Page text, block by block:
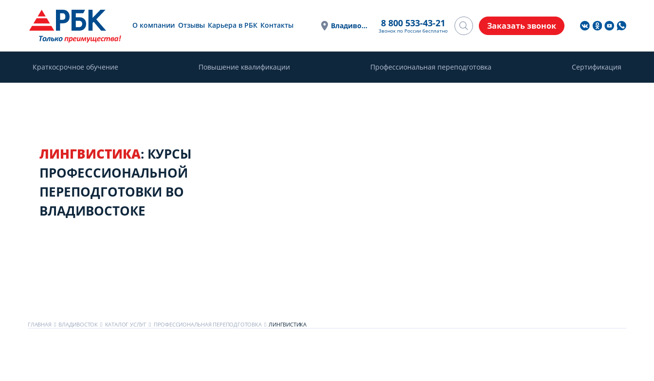
ЛИНГВИСТИКА: КУРСЫ
ПРОФЕССИОНАЛЬНОЙ
ПЕРЕПОДГОТОВКИ ВО
ВЛАДИВОСТОКЕ
ГЛАВНАЯ ВЛАДИВОСТОК КАТАЛОГ УСЛУГ ПРОФЕССИОНАЛЬНАЯ ПЕРЕПОДГОТОВКА ЛИНГВИСТИКА
О компании Отзывы Карьера в РБК Контакты Владивосток 8 800 533-43-21
Звонок по России бесплатно Заказать звонок
Краткосрочное обучение Повышение квалификации Профессиональная переподготовка Сертификация